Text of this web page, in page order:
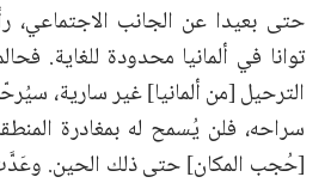
حتى بعيدا عن الجانب
توانا في ألمانيا محدودة للغاية.
الترحيل [من ألمانيا] غير سارية،
سراحه، فلن يُسمح له بمغادرة
[حُجب المكان] حتى ذلك الحين. وعَدَّت